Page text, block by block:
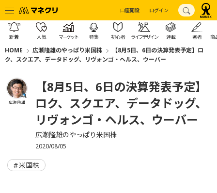
口座開設 ログイン
新着 人気 マーケット 特集 初心者 ライフデザイン 連載 著者 商
HOME 広瀬隆雄のやっぱり米国株
【8月5日、6日の決算発表予定】ロ
ク、スクエア、データドッグ、リヴォンゴ・ヘルス、ウーバー
広瀬 隆雄
【8月5日、6日の決算発表予定】
ロク、スクエア、データドッグ、
リヴォンゴ・ヘルス、ウーバー
広瀬隆雄のやっぱり米国株
2020/08/05
米国株